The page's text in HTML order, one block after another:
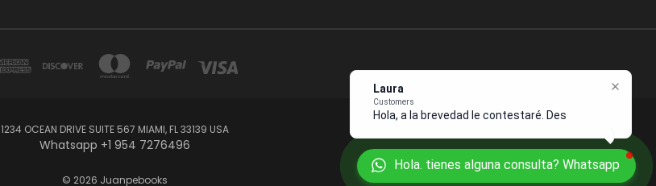
1234 OCEAN DRIVE SUITE 567 MIAMI, FL 33139 USA
Whatsapp +1 954 7276496
© 2026 Juanpebooks